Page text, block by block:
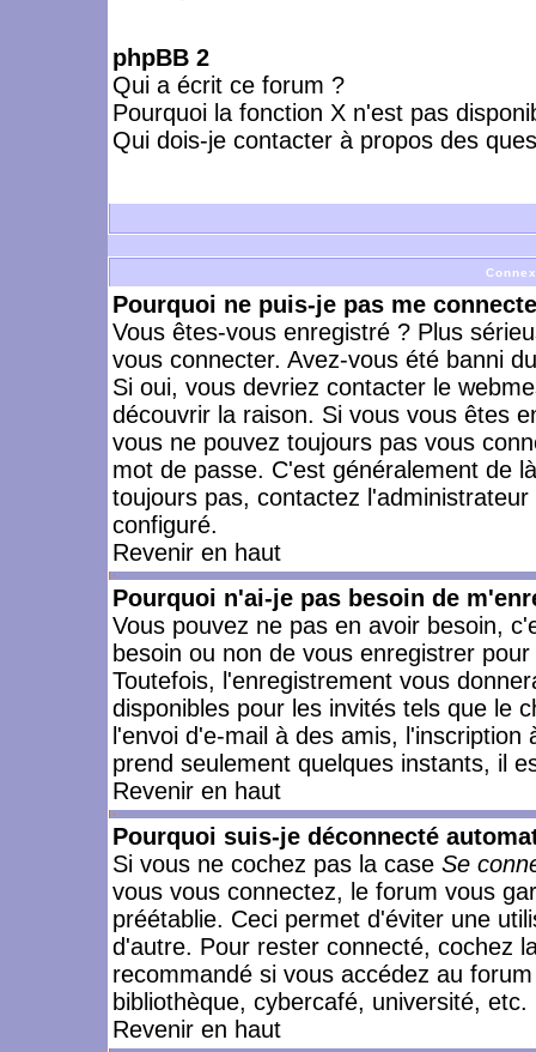
phpBB 2
Qui a écrit ce forum ?
Pourquoi la fonction X n'est pas
Qui dois-je contacter à propos des
Pourquoi ne puis-je pas me
Vous êtes-vous enregistré ? Plus
vous connecter. Avez-vous été banni
Si oui, vous devriez contacter le
découvrir la raison. Si vous vous êtes
vous ne pouvez toujours pas vous
mot de passe. C'est généralement de
toujours pas, contactez
configuré.
Revenir en haut
Pourquoi n'ai-je pas besoin de
Vous pouvez ne pas en avoir besoin,
besoin ou non de vous enregistrer
Toutefois, l'enregistrement vous
disponibles pour les invités tels que le
l'envoi d'e-mail à des amis,
prend seulement quelques instants, il
Revenir en haut
Pourquoi suis-je déconnecté
Si vous ne cochez pas la case Se
vous vous connectez, le forum vous
préétablie. Ceci permet d'éviter une
d'autre. Pour rester connecté, cochez
recommandé si vous accédez au
bibliothèque, cybercafé, université, etc.
Revenir en haut